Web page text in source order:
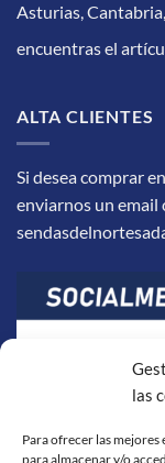
las
Para ofrecer las
para almacenar y/o
Asturias,
encuentras el
ALTA CLIENTES
Si desea comprar
enviarnos un email